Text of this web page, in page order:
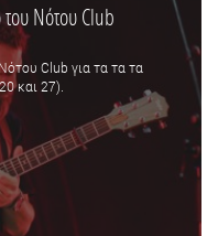
Νότου Club
Club για τα τα τα
και 27).